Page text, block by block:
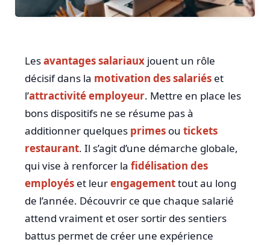
Lesavantages salariaux jouent un rôle
décisif dans la motivation des salariés et
l’attractivité employeur. Mettre en place les
bons dispositifs ne se résume pas à
additionner quelques primes ou tickets
restaurant. Il s’agit d’une démarche globale,
qui vise à renforcer la fidélisation des
employés et leurengagementtout au long
de l’année. Découvrir ce que chaque salarié
attend vraiment et oser sortir des sentiers
battus permet de créer une expérience